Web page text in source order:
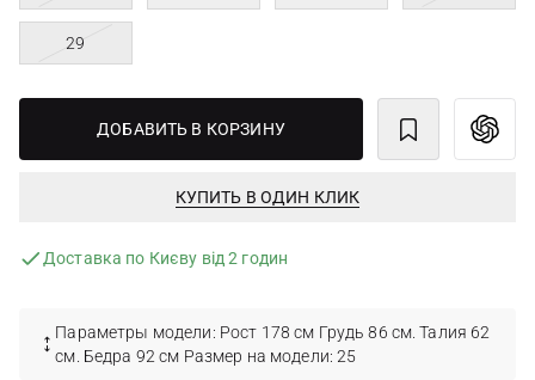
29
ДОБАВИТЬ В КОРЗИНУ
КУПИТЬ В ОДИН КЛИК
Доставка по Києву від 2 годин
Параметры модели: Рост 178 см Грудь 86 см. Талия 62
см. Бедра 92 см Размер на модели: 25